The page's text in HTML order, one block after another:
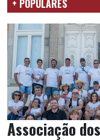
+ POPULARES
Associação